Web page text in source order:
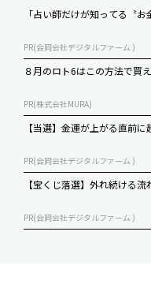
「占い師だけが知ってる〝
PR(合同会社デジタルファーム )
８月のロト6はこの方法で買
PR(株式会社MURA)
【当選】金運が上がる直前に
PR(合同会社デジタルファーム )
【宝くじ落選】外れ続ける
PR(合同会社デジタルファーム )